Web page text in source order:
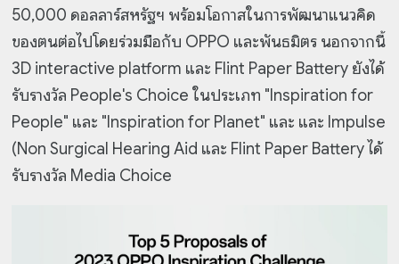
50,000 ดอลลาร์สหรัฐฯ พร้อมโอกาสในการพัฒนาแนวคิด
ของตนต่อไปโดยร่วมมือกับ OPPO และพันธมิตร นอกจากนี้
3D interactive platform และ Flint Paper Battery ยังได้
รับรางวัล People's Choice ในประเภท "Inspiration for
People" และ "Inspiration for Planet" และ และ Impulse
(Non Surgical Hearing Aid และ Flint Paper Battery ได้
รับรางวัล Media Choice